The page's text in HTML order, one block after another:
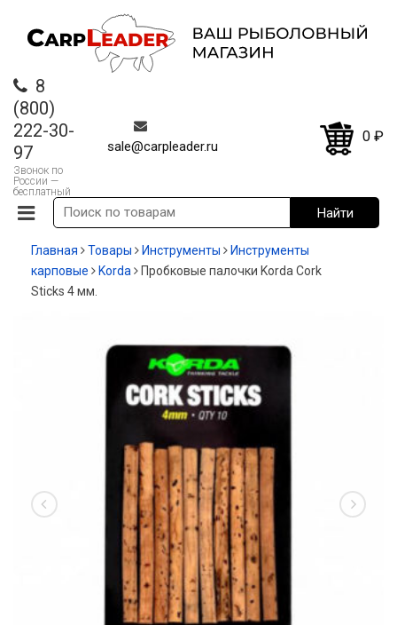
8
(800)
222-30-
97
Звонок по
России —
бесплатный
sale@carpleader.ru
0 ₽
Главная Товары Инструменты
Инструменты
карповые
Korda
Пробковые палочки Korda Cork
Sticks 4 мм.